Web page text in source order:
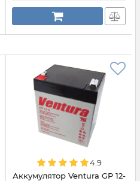
4.9
Аккумулятор Ventura GP 12-